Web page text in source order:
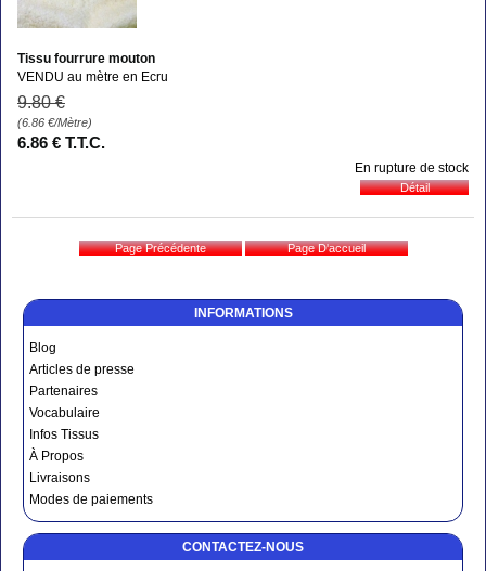
INFORMATIONS
Blog
Articles de presse
Partenaires
Vocabulaire
Infos Tissus
À Propos
Livraisons
Modes de paiements
CONTACTEZ-NOUS
Tissu fourrure mouton
VENDU au mètre en Ecru
9.80 €
(6.86 €/Mètre)
6.86 € T.T.C.
En rupture de stock